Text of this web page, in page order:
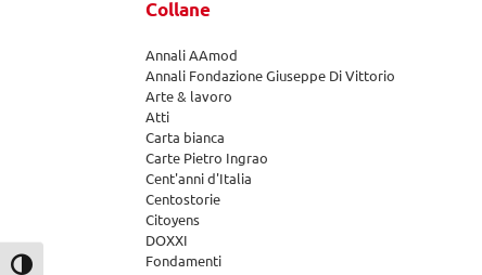
Attiva/disattiva alto contrasto
Collane
Annali AAmod
Annali Fondazione Giuseppe Di Vittorio
Arte & lavoro
Atti
Carta bianca
Carte Pietro Ingrao
Cent'anni d'Italia
Centostorie
Citoyens
DOXXI
Fondamenti